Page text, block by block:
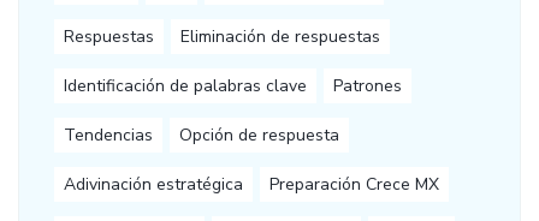
Respuestas Eliminación de respuestas
Identificación de palabras clave Patrones
Tendencias Opción de respuesta
Adivinación estratégica Preparación Crece MX